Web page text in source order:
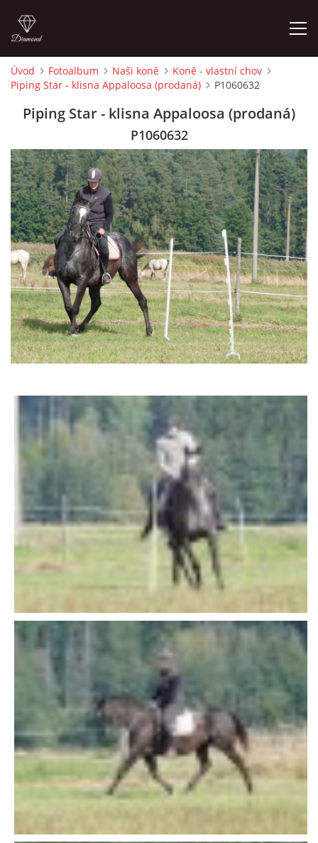
ÚVOD
VÝCVIK KONÍ
STÁJ ECOLA (HAKLOVY DVORY)
ECOLA EQUESTRIAN
PROBĚHLÉ AKCE
AKCE 2025
© 2026 eStránky.cz
Úvod Fotoalbum Naši koně
Koně - vlastní chov
Piping Star - klisna Appaloosa (prodaná)
P1060632
Piping Star - klisna Appaloosa (prodaná)
P1060632